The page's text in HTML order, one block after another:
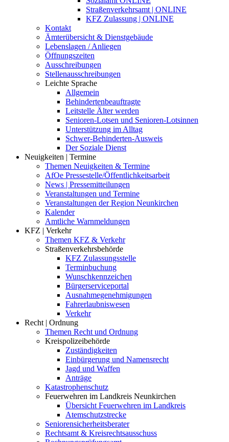
Straßenverkehrsamt | ONLINE
KFZ Zulassung | ONLINE
Kontakt
Ämterübersicht & Dienstgebäude
Lebenslagen / Anliegen
Öffnungszeiten
Ausschreibungen
Stellenausschreibungen
Leichte Sprache
Allgemein
Behindertenbeauftragte
Leitstelle Älter werden
Senioren-Lotsen und Senioren-Lotsinnen
Unterstützung im Alltag
Schwer-Behinderten-Ausweis
Der Soziale Dienst
Neuigkeiten | Termine
Themen Neuigkeiten & Termine
AfOe Pressestelle/Öffentlichkeitsarbeit
News | Pressemitteilungen
Veranstaltungen und Termine
Veranstaltungen der Region Neunkirchen
Kalender
Amtliche Warnmeldungen
KFZ | Verkehr
Themen KFZ & Verkehr
Straßenverkehrsbehörde
KFZ Zulassungsstelle
Terminbuchung
Wunschkennzeichen
Bürgerserviceportal
Ausnahmegenehmigungen
Fahrerlaubniswesen
Verkehr
Recht | Ordnung
Themen Recht und Ordnung
Kreispolizeibehörde
Zuständigkeiten
Einbürgerung und Namensrecht
Jagd und Waffen
Anträge
Katastrophenschutz
Feuerwehren im Landkreis Neunkirchen
Übersicht Feuerwehren im Landkreis
Atemschutzstrecke
Seniorensicherheitsberater
Rechtsamt & Kreisrechtsausschuss